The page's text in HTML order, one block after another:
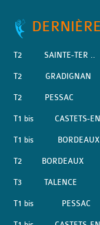
T2 SAINTE-TER ..
T2 GRADIGNAN
T2 PESSAC
T1 bis CASTETS-
T1 bis BORDEAUX
T2 BORDEAUX
T3 TALENCE
T1 bis PESSAC